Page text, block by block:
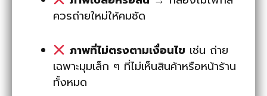
ควรถ่ายใหม่ให้คมชัด
ภาพที่ไม่ตรงตามเงื่อนไข เช่น ถ่าย
เฉพาะมุมเล็ก ๆ ที่ไม่เห็นสินค้าหรือหน้าร้าน
ทั้งหมด